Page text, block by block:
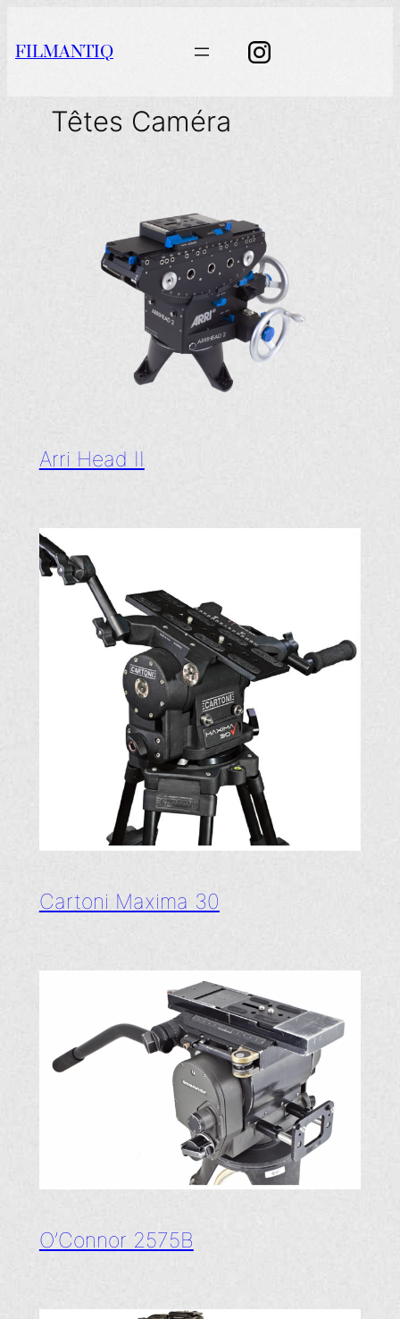
au
contenu
FILMANTIQ
Têtes Caméra
Arri Head II
Cartoni Maxima 30
O’Connor 2575B